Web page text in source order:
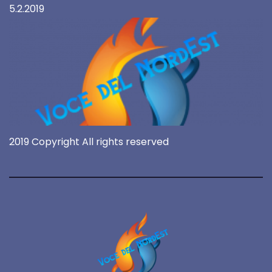
5.2.2019
2019 Copyright All rights reserved